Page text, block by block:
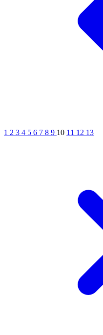
1 2 3 4 5 6 7 8 9 10 11 12 13